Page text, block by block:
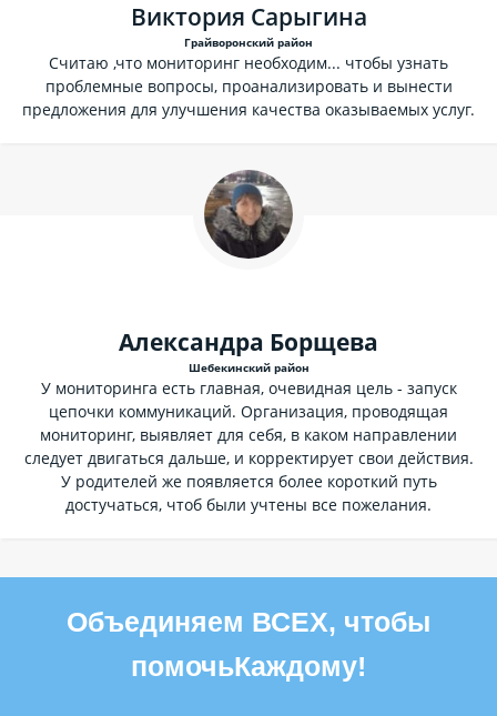
Виктория Сарыгина
Грайворонский район
Считаю ,что мониторинг необходим... чтобы узнать
проблемные вопросы, проанализировать и вынести
предложения для улучшения качества оказываемых услуг.
Александра Борщева
Шебекинский район
У мониторинга есть главная, очевидная цель - запуск
цепочки коммуникаций. Организация, проводящая
мониторинг, выявляет для себя, в каком направлении
следует двигаться дальше, и корректирует свои действия.
У родителей же появляется более короткий путь
достучаться, чтоб были учтены все пожелания.
Объединяем ВСЕХ, чтобы
помочьКаждому!